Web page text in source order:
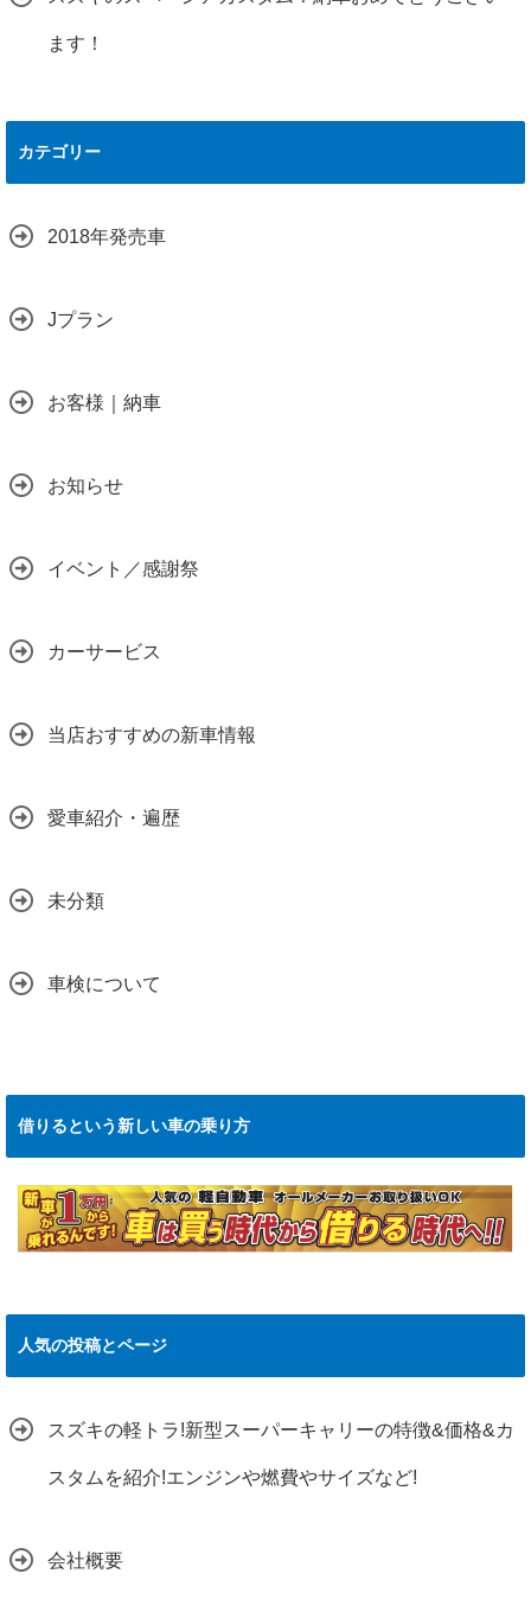
ます！
カテゴリー
2018年発売車
Jプラン
お客様｜納車
お知らせ
イベント／感謝祭
カーサービス
当店おすすめの新車情報
愛車紹介・遍歴
未分類
車検について
借りるという新しい車の乗り方
人気の投稿とページ
スズキの軽トラ!新型スーパーキャリーの特徴&価格&カ
スタムを紹介!エンジンや燃費やサイズなど!
会社概要